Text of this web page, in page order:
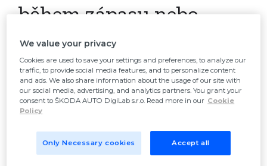
během zápasu nebo
koncertu v Praze
Generali Česká pojišťovna Aréna, Tipsport
Arena. Nejbližší parkování v OC od stadionů
fotbalové i hokejové Sparty najdete v
Centru Stromovka. První 2 hodiny (o víkendu
a svátcích 3 hodiny) jsou zde zdarma, každá
We value your privacy
Cookies are used to save your settings and preferences, to analyze our
traffic, to provide social media features, and to personalize content
and ads. We also share information about the usage of our site with
our social media, advertising, and analytics partners. You grant your
consent to ŠKODA AUTO DigiLab s.r.o. Read more in our Cookie
Policy
Only Necessary cookies Accept all